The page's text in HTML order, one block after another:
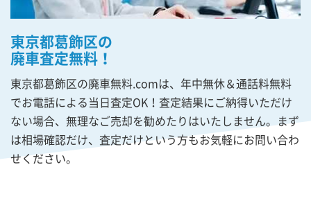
東京都葛飾区の
廃車査定無料！
東京都葛飾区の廃車無料.comは、年中無休＆通話料無料
でお電話による当日査定OK！査定結果にご納得いただけ
ない場合、無理なご売却を勧めたりはいたしません。まず
は相場確認だけ、査定だけという方もお気軽にお問い合わ
せください。